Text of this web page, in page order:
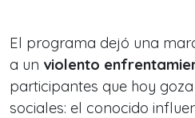
El programa dejó una
a un violento
participantes que hoy
sociales: el conocido